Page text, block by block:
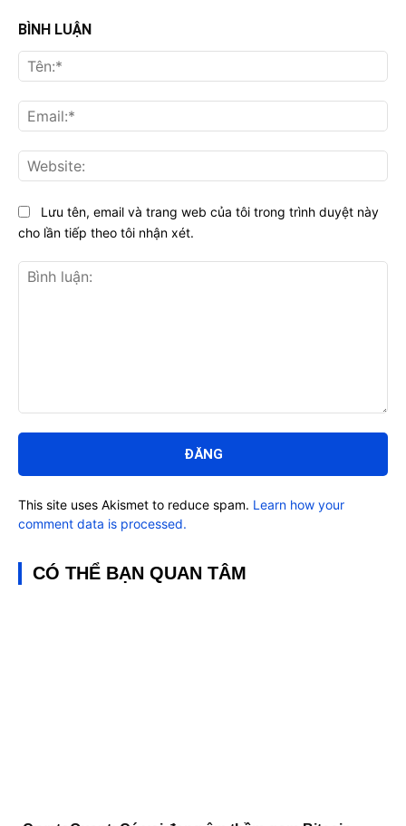
BÌNH LUẬN
luận:
Lưu tên, email và trang web của tôi trong trình duyệt này
cho lần tiếp theo tôi nhận xét.
This site uses Akismet to reduce spam. Learn how your
comment data is processed.
CÓ THỂ BẠN QUAN TÂM